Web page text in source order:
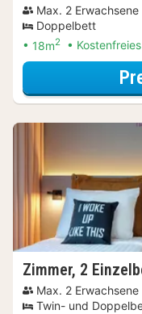
Max. 2 Erwachsene
Doppelbett
18m2
Zimmer, 2
Max. 2 Erwachsene
Twin- und